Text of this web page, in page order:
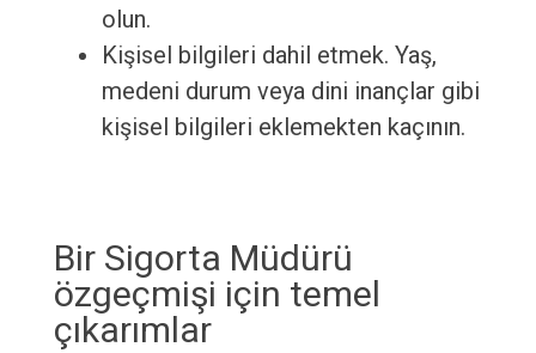
olun.
Kişisel bilgileri dahil etmek. Yaş,
medeni durum veya dini inançlar gibi
kişisel bilgileri eklemekten kaçının.
Bir Sigorta Müdürü
özgeçmişi için temel
çıkarımlar